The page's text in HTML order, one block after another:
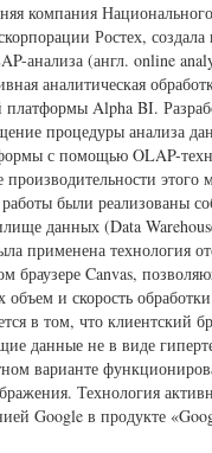
компания
Ростех, создала
анализа (англ. online
аналитическая
платформы Alpha BI.
процедуры анализа
с помощью OLAP-
этого
были реализованы
данных (Data
применена технология
браузере Canvas,
объем и скорость
в том, что клиентский
данные не в виде
варианте
Технология
Google в продукте